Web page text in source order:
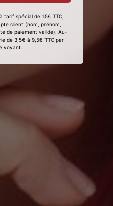
tarif spécial de 15€ TTC,
client (nom, prénom,
de paiement valide). Au-
de 3,5€ à 9,5€ TTC par
voyant.